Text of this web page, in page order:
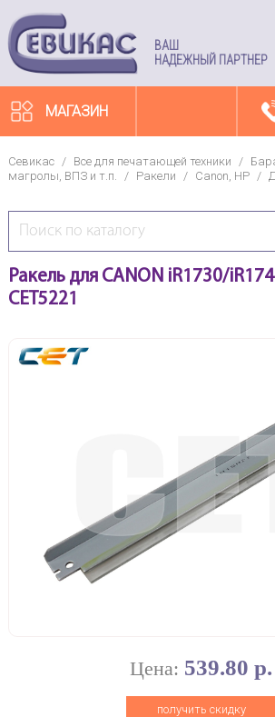
ВАШ
НАДЕЖНЫЙ ПАРТНЕР
МАГАЗИН
Севикас / Все для печатающей техники /
магролы, ВПЗ и т.п. / Ракели / Canon, HP /
Ракель для CANON iR1730/
CET5221
Цена: 539.80 р.
получить скидку